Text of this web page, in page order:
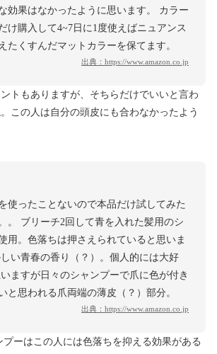
効果はなかったように思います。 カラー
け購入して4~7日に1度使えばニュアンス
たくすんだマットカラーを保てます。
出典： https://www.amazon.co.jp
トもありますが、そちらだけでいいと言わ
この人は自分の頭皮にも合わなかったよう
使ったことないので本品だけ試してみた
。 ブリーチ2回して青を入れた髪用のシ
用。色落ちは押さえられていると思いま
い青春の香り（？）。個人的には大好
ますが日々のシャンプーで爪に色が付き
と思われる爪両端の薄皮（？）部分。
出典： https://www.amazon.co.jp
ーはこの人には色落ちを抑える効果がある